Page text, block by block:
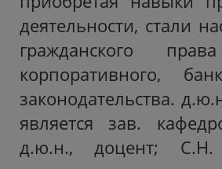
деятельности, стали
гражданского
корпоративного,
законодательства.
является зав.
д.ю.н., доцент;